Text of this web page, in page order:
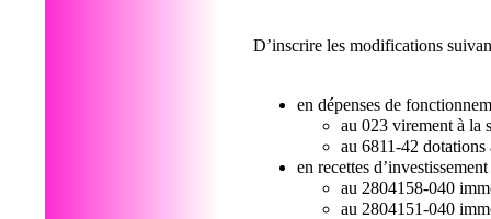
D’inscrire les modifications
en dépenses de
au 023 virement à
au 6811-42
en recettes
au 2804158-040
au 2804151-040